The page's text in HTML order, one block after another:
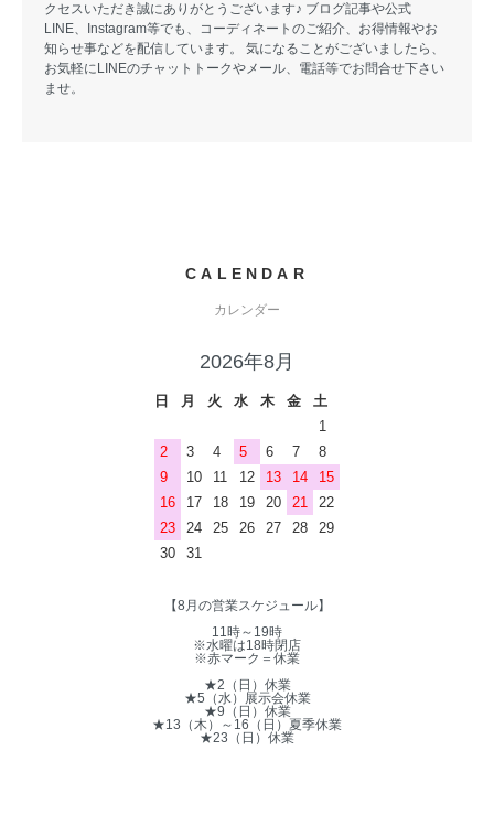
クセスいただき誠にありがとうございます♪ ブログ記事や公式
LINE、Instagram等でも、コーディネートのご紹介、お得情報やお
知らせ事などを配信しています。 気になることがございましたら、
お気軽にLINEのチャットトークやメール、電話等でお問合せ下さい
ませ。
CALENDAR
カレンダー
2026年8月
日 月 火 水 木 金
土
1
2
3 4 5 6 7
8
9
10 11 12 13 14
15
16
17 18 19 20 21
22
23
24 25 26 27 28
29
30
31
【8月の営業スケジュール】
11時～19時
※水曜は18時閉店
※赤マーク＝休業
★2（日）休業
★5（水）展示会休業
★9（日）休業
★13（木）～16（日）夏季休業
★23（日）休業